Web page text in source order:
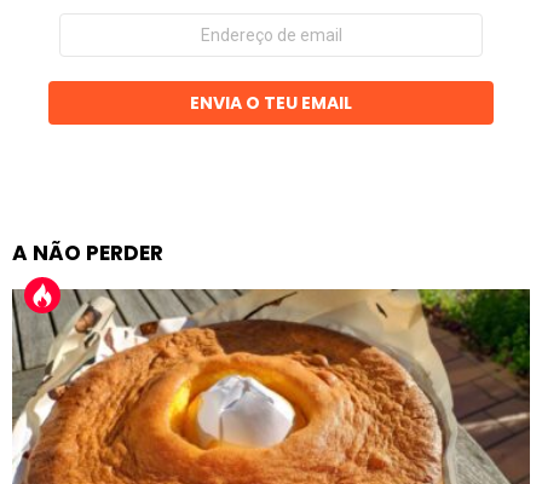
Endereço
email
ENVIA O TEU EMAIL
A NÃO PERDER